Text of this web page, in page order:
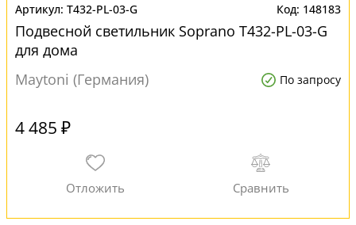
T432-PL-03-G 148183
Подвесной светильник Soprano T432-PL-03-G
для дома
Maytoni (Германия)
По запросу
4 485 ₽